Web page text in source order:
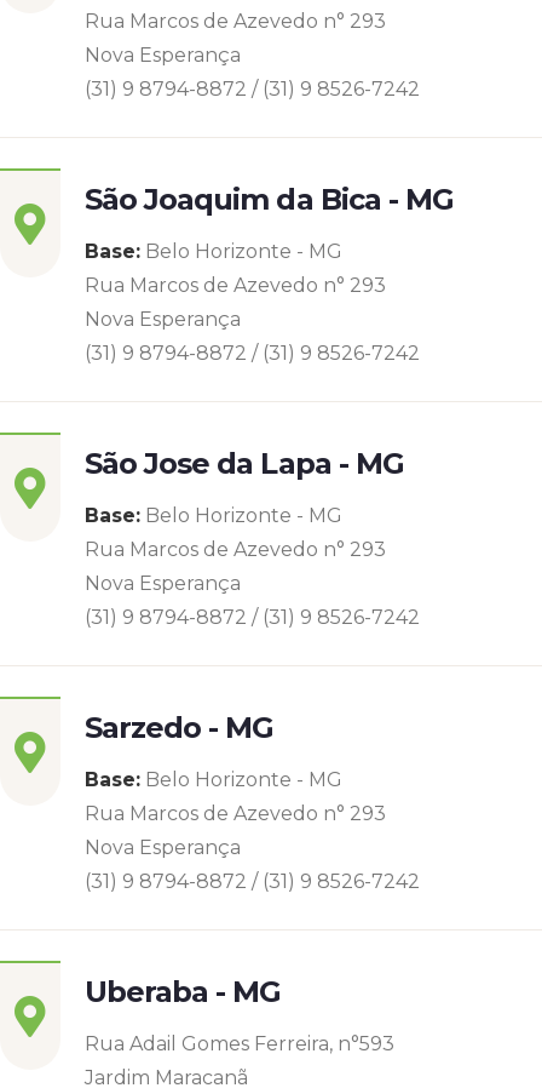
Rua Marcos de Azevedo n° 293
Nova Esperança
(31) 9 8794-8872 / (31) 9 8526-7242
São Joaquim da Bica - MG
Base: Belo Horizonte - MG
Rua Marcos de Azevedo n° 293
Nova Esperança
(31) 9 8794-8872 / (31) 9 8526-7242
São Jose da Lapa - MG
Base: Belo Horizonte - MG
Rua Marcos de Azevedo n° 293
Nova Esperança
(31) 9 8794-8872 / (31) 9 8526-7242
Sarzedo - MG
Base: Belo Horizonte - MG
Rua Marcos de Azevedo n° 293
Nova Esperança
(31) 9 8794-8872 / (31) 9 8526-7242
Uberaba - MG
Rua Adail Gomes Ferreira, n°593
Jardim Maracanã